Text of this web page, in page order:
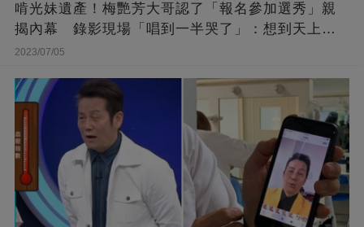
啃光妹遺產！梅艷芳大哥認了「報名參加選秀」親
揭內幕 錄影現場「唱到一半哭了」：想到天上的
她
2023/07/05